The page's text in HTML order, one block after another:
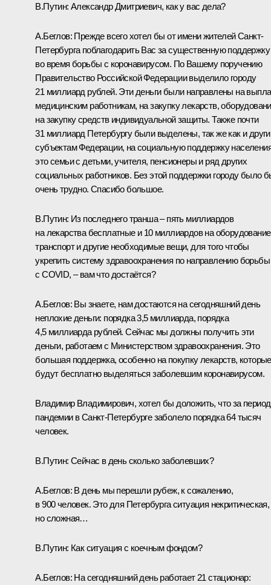
В.Путин: Александр Дмитриевич, как у вас дела?
А.Беглов: Прежде всего хотел бы от имени жителей Санкт-
Петербурга поблагодарить Вас за существенную поддержку
во время борьбы с коронавирусом. По Вашему поручению
Правительство Российской Федерации выделило городу
21 миллиард рублей. Эти деньги были направлены на
медицинским работникам, на закупку лекарств,
на закупку средств индивидуальной защиты. Также почти
31 миллиард Петербургу были выделены, так же как и
субъектам Федерации, на социальную поддержку
это семьи с детьми, учителя, пенсионеры и ряд других
социальных работников. Без этой поддержки городу было
очень трудно. Спасибо большое.
В.Путин: Из последнего транша – пять миллиардов
на лекарства бесплатные и 10 миллиардов на
транспорт и другие необходимые вещи, для того чтобы
укрепить систему здравоохранения по направлению борьбы
с COVID, – вам что достаётся?
А.Беглов: Вы знаете, нам достаются на сегодняшний день
неплохие деньги: порядка 3,5 миллиарда, порядка
4,5 миллиарда рублей. Сейчас мы должны получить эти
деньги, работаем с Министерством здравоохранения. Это
большая поддержка, особенно на покупку лекарств, которые
будут бесплатно выделяться заболевшим коронавирусом.
Владимир Владимирович, хотел бы доложить, что за период
пандемии в Санкт-Петербурге заболело порядка 64 тысяч
человек.
В.Путин: Сейчас в день сколько заболевших?
А.Беглов: В день мы перешли рубеж, к сожалению,
в 900 человек. Это для Петербурга ситуация некритическая,
но сложная…
В.Путин: Как ситуация с коечным фондом?
А.Беглов: На сегодняшний день работает 21 стационар: